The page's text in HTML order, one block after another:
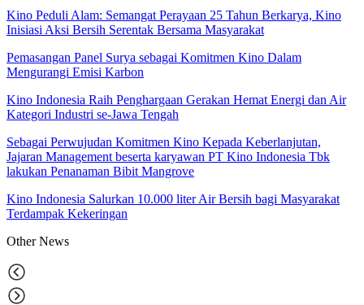
Kino Peduli Alam: Semangat Perayaan 25 Tahun Berkarya, Kino
Inisiasi Aksi Bersih Serentak Bersama Masyarakat
Pemasangan Panel Surya sebagai Komitmen Kino Dalam
Mengurangi Emisi Karbon
Kino Indonesia Raih Penghargaan Gerakan Hemat Energi dan Air
Kategori Industri se-Jawa Tengah
Sebagai Perwujudan Komitmen Kino Kepada Keberlanjutan,
Jajaran Management beserta karyawan PT Kino Indonesia Tbk
lakukan Penanaman Bibit Mangrove
Kino Indonesia Salurkan 10.000 liter Air Bersih bagi Masyarakat
Terdampak Kekeringan
OtherNews